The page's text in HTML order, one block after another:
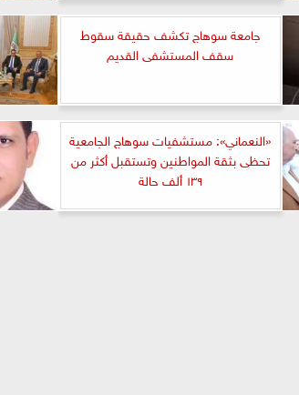
جامعة سوهاج تكشف حقيقة سقوط
سقف المستشفى القديم
«النعماني»: مستشفيات سوهاج الجامعية
تحظى بثقة المواطنين وتستقبل أكثر من
١٣٩ ألف حالة